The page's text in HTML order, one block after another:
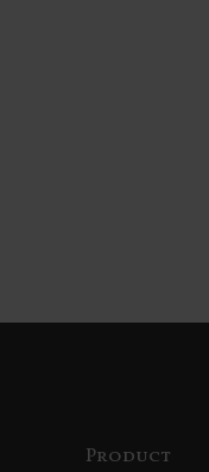
Product